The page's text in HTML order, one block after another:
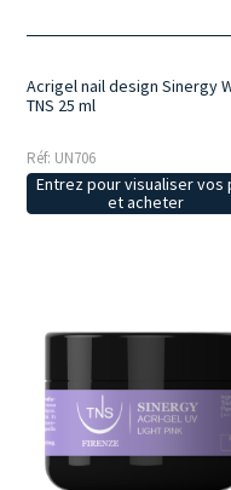
Acrigel nail design Sinergy
TNS 25 ml
Réf: UN706
Entrez pour visualiser vos
et acheter